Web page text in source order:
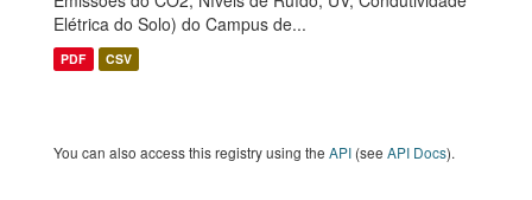
Elétrica do Solo) do Campus de...
PDF CSV
You can also access this registry using the API (see API Docs).